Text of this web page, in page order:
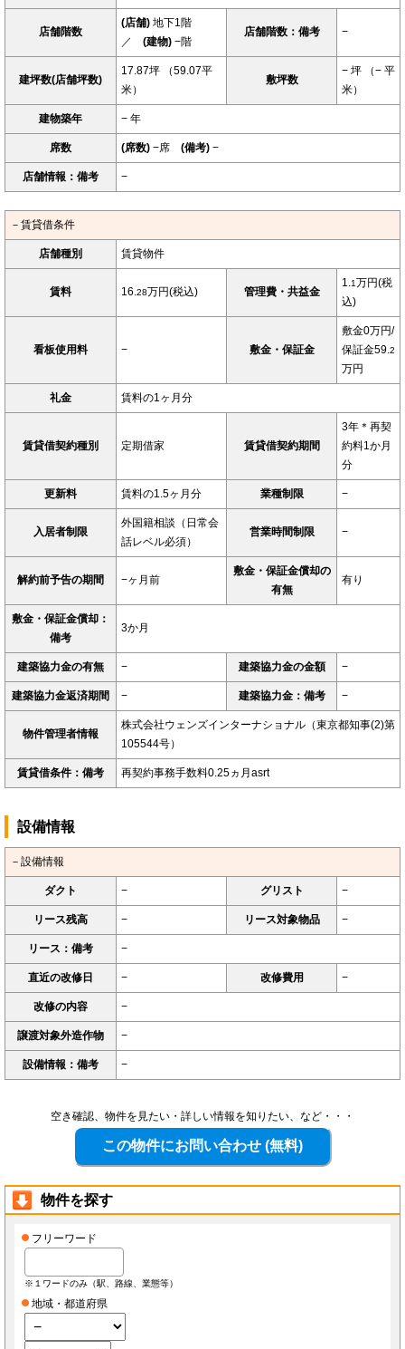
店舗階数
(店舗) 地下1階
／ (建物) −階
店舗階数：備考 −
建坪数(店舗坪数)
17.87坪 （59.07平
米）
敷坪数
− 坪 （− 平
米）
建物築年 − 年
席数 (席数) −席 (備考) −
店舗情報：備考 −
－賃貸借条件
店舗種別 賃貸物件
賃料 16.28万円(税込) 管理費・共益金
1.1万円(税
込)
看板使用料 − 敷金・保証金
敷金0万円/
保証金59.2
万円
礼金 賃料の1ヶ月分
賃貸借契約種別 定期借家 賃貸借契約期間
3年＊再契
約料1か月
分
更新料 賃料の1.5ヶ月分 業種制限 −
入居者制限
外国籍相談（日常会
話レベル必須）
営業時間制限 −
解約前予告の期間 −ヶ月前
敷金・保証金償却の
有無
有り
敷金・保証金償却：
備考
3か月
建築協力金の有無 − 建築協力金の金額 −
建築協力金返済期間 − 建築協力金：備考 −
物件管理者情報
株式会社ウェンズインターナショナル（東京都知事(2)第
105544号）
賃貸借条件：備考 再契約事務手数料0.25ヵ月asrt
設備情報
－設備情報
ダクト − グリスト −
リース残高 − リース対象物品 −
リース：備考 −
直近の改修日 − 改修費用 −
改修の内容 −
譲渡対象外造作物 −
設備情報：備考 −
空き確認、物件を見たい・詳しい情報を知りたい、など・・・
物件を探す
フリーワード
※１ワードのみ（駅、路線、業態等）
地域・都道府県